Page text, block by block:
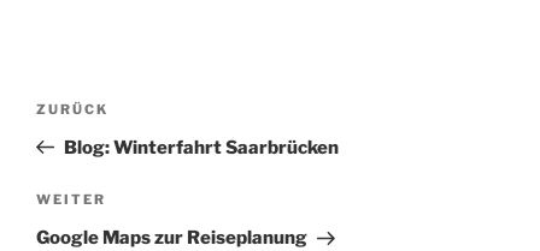
Beitragsnavigation
Vorheriger
Beitrag
ZURÜCK
Blog: Winterfahrt Saarbrücken
Nächster
Beitrag
WEITER
Google Maps zur Reiseplanung